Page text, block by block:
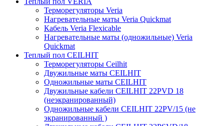
Терморегуляторы Veria
Нагревательные маты Veria Quickmat
Кабель Veria Flexicable
Нагревательные маты (одножильные) Veria
Quickmat
Теплый пол CEILHIT
Терморегуляторы Ceilhit
Двужильные маты CEILHIT
Одножильные маты CEILHIT
Двужильные кабели CEILHIT 22PVD 18
(неэкранированный)
Одножильные кабели CEILHIT 22PV/15 (не
экранированный )